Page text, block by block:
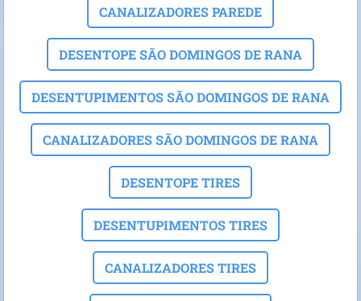
CANALIZADORES PAREDE
DESENTOPE SÃO DOMINGOS DE RANA
DESENTUPIMENTOS SÃO DOMINGOS DE RANA
CANALIZADORES SÃO DOMINGOS DE RANA
DESENTOPE TIRES
DESENTUPIMENTOS TIRES
CANALIZADORES TIRES